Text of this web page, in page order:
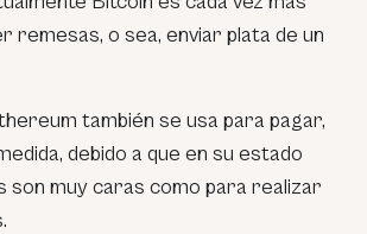
remesas, o sea, enviar plata de un
también se usa para pagar,
debido a que en su estado
son muy caras como para realizar